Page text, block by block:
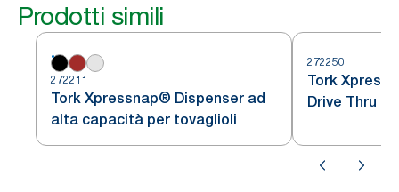
Prodotti simili
272211
Tork Xpressnap® Dispenser ad
alta capacità per tovaglioli
272250
Tork
Drive Thru